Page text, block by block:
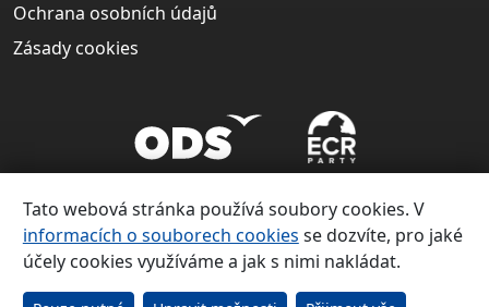
Ochrana osobních údajů
Zásady cookies
Copyright ©
Občanská demokratická strana 1991 – 2026
Tato webová stránka používá soubory cookies. V
informacích o souborech cookies se dozvíte, pro jaké
účely cookies využíváme a jak s nimi nakládat.